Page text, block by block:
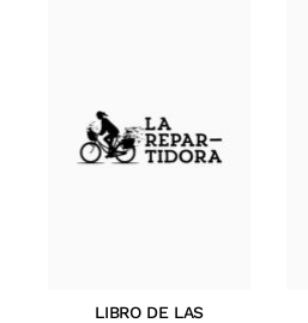
LIBRO DE LAS